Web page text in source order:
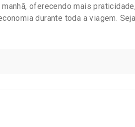
manhã, oferecendo mais
durante toda a viagem.